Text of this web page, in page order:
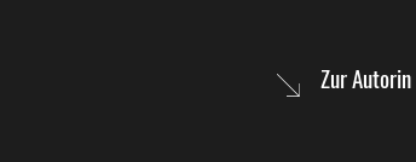
Zur Autorin